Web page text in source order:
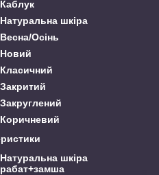
Каблук
Натуральна шкіра
Весна/Осінь
Новий
Класичний
Закритий
Закруглений
Коричневий
Натуральна шкіра
рабат+замша